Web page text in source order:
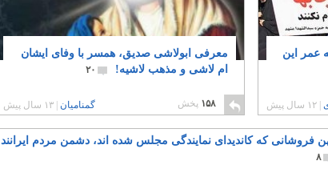
عمر این
|۱۲ سال پیش
معرفی ابولاشی صدیق، همسر با وفای ایشان
ام لاشی و مذهب لاشیه!
۲۰
۱۵۸ پخش گمنامیان ۱۳ سال پیش
فروشانی که کاندیدای نمایندگی مجلس شده اند، دشمن مردم ایرانند
۸